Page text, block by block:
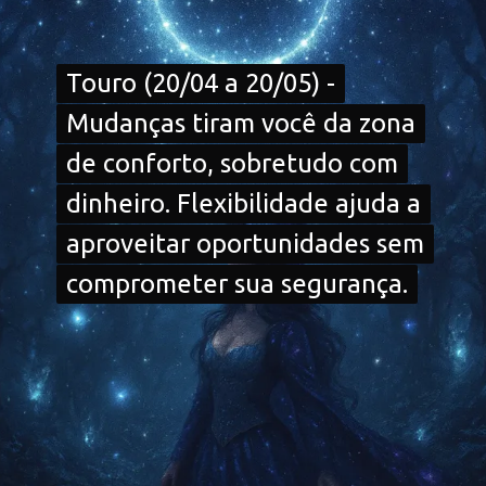
Touro (20/04 a 20/05) -
Mudanças tiram você da zona
de conforto, sobretudo com
dinheiro. Flexibilidade ajuda a
aproveitar oportunidades sem
comprometer sua segurança.
Touro (20/04 a 20/05) -
Mudanças tiram você da zona
de conforto, sobretudo com
dinheiro. Flexibilidade ajuda a
aproveitar oportunidades sem
comprometer sua segurança.